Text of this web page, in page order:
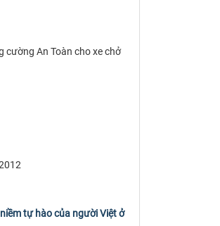
cường An Toàn cho xe chở
tự hào của người Việt ở